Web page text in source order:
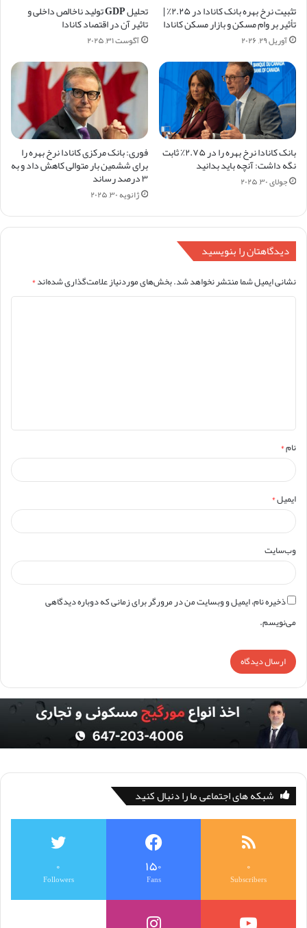
تثبیت نرخ بهره بانک کانادا در ۲.۲۵٪ |
تأثیر بر وام مسکن و بازار مسکن کانادا
آوریل ۲۹, ۲۰۲۶
تحلیل GDP تولید ناخالص داخلی و
تاثیر آن در اقتصاد کانادا
آگوست ۳۱, ۲۰۲۵
بانک کانادا نرخ بهره را در ۲.۷۵٪ ثابت
نگه داشت: آنچه باید بدانید
جولای ۳۰, ۲۰۲۵
فوری: بانک مرکزی کانادا نرخ بهره را
برای ششمین بار متوالی کاهش داد و به
۳ درصد رساند
ژانویه ۳۰, ۲۰۲۵
دیدگاهتان را بنویسید
نشانی ایمیل شما منتشر نخواهد شد.بخش‌های موردنیاز علامت‌گذاری شده‌اند*
*
نام*
ایمیل*
وب‌سایت
ذخیره نام، ایمیل و وبسایت من در مرورگر برای زمانی که دوباره دیدگاهی
می‌نویسم.
شبکه های اجتماعی ما را دنبال کنید
۰
Subscribers
۱۵۰
Fans
۰
Followers